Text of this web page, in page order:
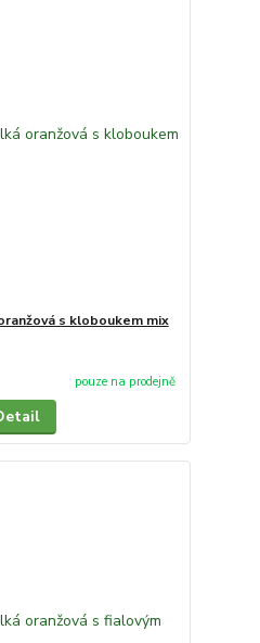
s kloboukem mix
pouze na prodejně